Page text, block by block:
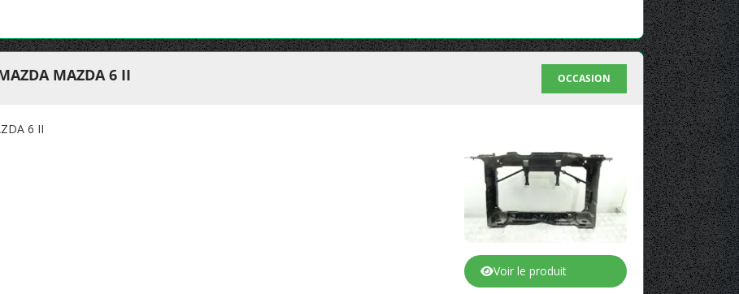
MAZDA 6 II OCCASION
6 II
Voir le produit